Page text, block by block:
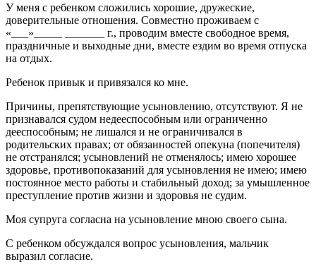
У меня с ребенком сложились хорошие, дружеские,
доверительные отношения. Совместно проживаем с
«___»_____ _______ г., проводим вместе свободное время,
праздничные и выходные дни, вместе ездим во время отпуска
на отдых.
Ребенок привык и привязался ко мне.
Причины, препятствующие усыновлению, отсутствуют. Я не
признавался судом недееспособным или ограниченно
дееспособным; не лишался и не ограничивался в
родительских правах; от обязанностей опекуна (попечителя)
не отстранялся; усыновлений не отменялось; имею хорошее
здоровье, противопоказаний для усыновления не имею; имею
постоянное место работы и стабильный доход; за умышленное
преступление против жизни и здоровья не судим.
Моя супруга согласна на усыновление мною своего сына.
С ребенком обсуждался вопрос усыновления, мальчик
выразил согласие.